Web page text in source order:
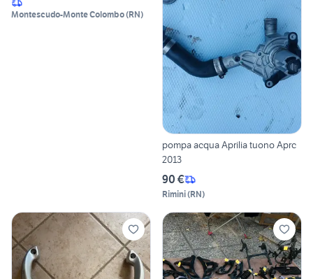
Montescudo-Monte Colombo(RN)
pompa acqua Aprilia tuono Aprc
2013
90 €
Rimini(RN)